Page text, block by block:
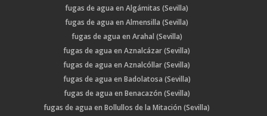
fugas de agua en Algámitas (Sevilla)
fugas de agua en Almensilla (Sevilla)
fugas de agua en Arahal (Sevilla)
fugas de agua en Aznalcázar (Sevilla)
fugas de agua en Aznalcóllar (Sevilla)
fugas de agua en Badolatosa (Sevilla)
fugas de agua en Benacazón (Sevilla)
fugas de agua en Bollullos de la Mitación (Sevilla)